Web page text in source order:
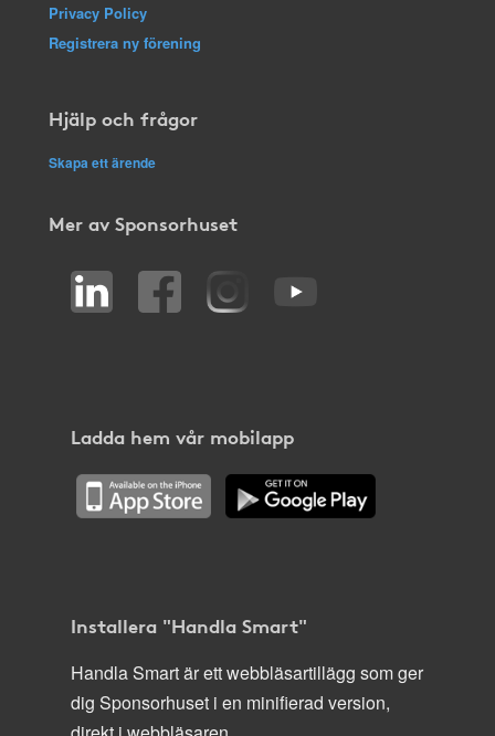
Privacy Policy
Registrera ny förening
Hjälp och frågor
Skapa ett ärende
Mer av Sponsorhuset
Ladda hem vår mobilapp
Installera "Handla Smart"
Handla Smart är ett webbläsartillägg som ger
dig Sponsorhuset i en minifierad version,